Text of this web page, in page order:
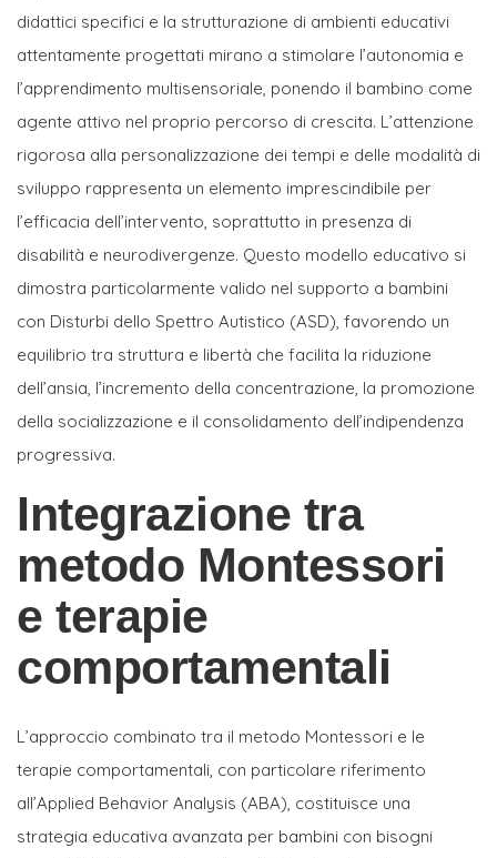
didattici specifici e la strutturazione di ambienti educativi
attentamente progettati mirano a stimolare l’autonomia e
l’apprendimento multisensoriale, ponendo il bambino come
agente attivo nel proprio percorso di crescita. L’attenzione
rigorosa alla personalizzazione dei tempi e delle modalità di
sviluppo rappresenta un elemento imprescindibile per
l’efficacia dell’intervento, soprattutto in presenza di
disabilità e neurodivergenze. Questo modello educativo si
dimostra particolarmente valido nel supporto a bambini
con Disturbi dello Spettro Autistico (ASD), favorendo un
equilibrio tra struttura e libertà che facilita la riduzione
dell’ansia, l’incremento della concentrazione, la promozione
della socializzazione e il consolidamento dell’indipendenza
progressiva.
Integrazione tra
metodo Montessori
e terapie
comportamentali
L’approccio combinato tra il metodo Montessori e le
terapie comportamentali, con particolare riferimento
all’Applied Behavior Analysis (ABA), costituisce una
strategia educativa avanzata per bambini con bisogni